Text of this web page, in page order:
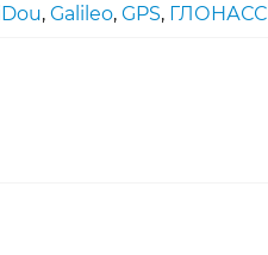
, Galileo, GPS, ГЛОНАСС